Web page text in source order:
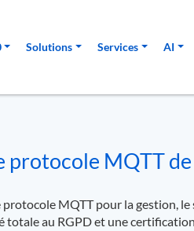
Solutions Services AI
protocole MQTT
MQTT pour la gestion,
au RGPD et une